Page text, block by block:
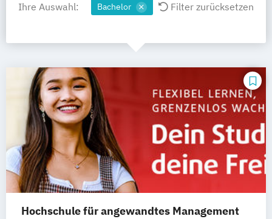
Ihre Auswahl: Bachelor Filter zurücksetzen
Hochschule für angewandtes Management